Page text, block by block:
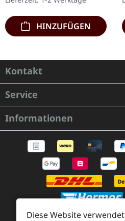
Nocte…
HINZUFÜGEN
Kontakt
Service
Informationen
Diese Website